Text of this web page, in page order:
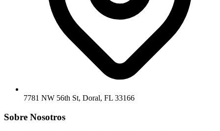
7781 NW 56th St, Doral, FL 33166
Sobre Nosotros